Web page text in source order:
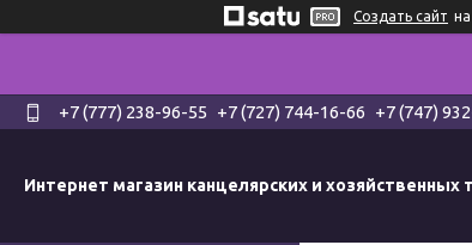
Создать сайт
+7 (777) 238-96-55 +7 (727) 744-16-66 +7 (747)
Интернет магазин канцелярских и хозяйственных